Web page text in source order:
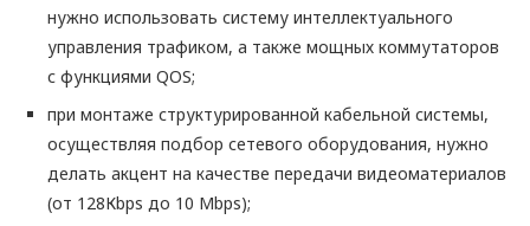
нужно использовать систему интеллектуального
управления трафиком, а также мощных коммутаторов
с функциями QOS;
при монтаже структурированной кабельной системы,
осуществляя подбор сетевого оборудования, нужно
делать акцент на качестве передачи видеоматериалов
(от 128Кbps до 10 Mbps);